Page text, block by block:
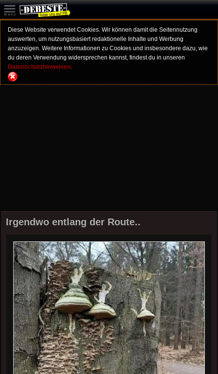
Diese Website verwendet Cookies. Wir können damit die Seitennutzung
auswerten, um nutzungsbasiert redaktionelle Inhalte und Werbung
anzuzeigen. Weitere Informationen zu Cookies und insbesondere dazu, wie
du deren Verwendung widersprechen kannst, findest du in unseren
Datenschutzhinweisen.
Irgendwo entlang der Route..